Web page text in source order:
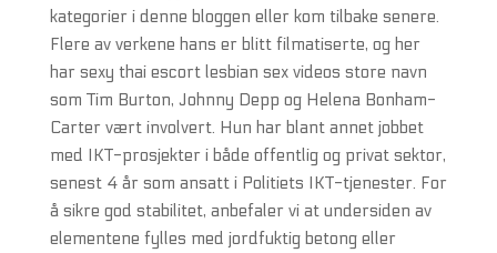
kategorier i denne bloggen eller kom tilbake senere.
Flere av verkene hans er blitt filmatiserte, og her
har sexy thai escort lesbian sex videos store navn
som Tim Burton, Johnny Depp og Helena Bonham-
Carter vært involvert. Hun har blant annet jobbet
med IKT-prosjekter i både offentlig og privat sektor,
senest 4 år som ansatt i Politiets IKT-tjenester. For
å sikre god stabilitet, anbefaler vi at undersiden av
elementene fylles med jordfuktig betong eller